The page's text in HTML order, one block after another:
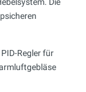
Regler für